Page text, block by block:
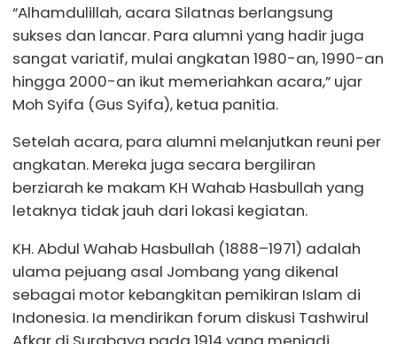
“Alhamdulillah, acara Silatnas berlangsung
sukses dan lancar. Para alumni yang hadir juga
sangat variatif, mulai angkatan 1980-an, 1990-an
hingga 2000-an ikut memeriahkan acara,” ujar
Moh Syifa (Gus Syifa), ketua panitia.
Setelah acara, para alumni melanjutkan reuni per
angkatan. Mereka juga secara bergiliran
berziarah ke makam KH Wahab Hasbullah yang
letaknya tidak jauh dari lokasi kegiatan.
KH. Abdul Wahab Hasbullah (1888–1971) adalah
ulama pejuang asal Jombang yang dikenal
sebagai motor kebangkitan pemikiran Islam di
Indonesia. Ia mendirikan forum diskusi Tashwirul